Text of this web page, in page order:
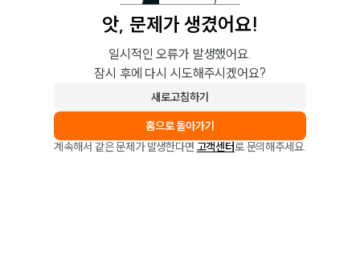
앗, 문제가 생겼어요!
일시적인 오류가 발생했어요.
잠시 후에 다시 시도해주시겠어요?
새로고침하기
홈으로 돌아가기
계속해서 같은 문제가 발생한다면 고객센터로 문의해주세요.